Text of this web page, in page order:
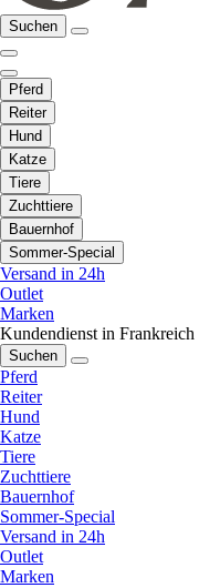
Suchen
Pferd
Reiter
Hund
Katze
Tiere
Zuchttiere
Bauernhof
Sommer-Special
Versand in 24h
Outlet
Marken
Kundendienst in Frankreich
Suchen
Pferd
Reiter
Hund
Katze
Tiere
Zuchttiere
Bauernhof
Sommer-Special
Versand in 24h
Outlet
Marken